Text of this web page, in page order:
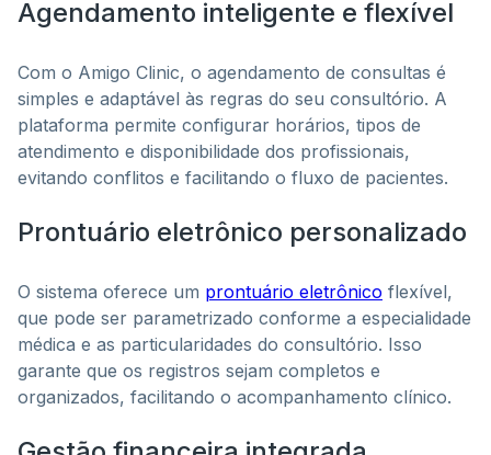
Agendamento inteligente e flexível
Com o Amigo Clinic, o agendamento de consultas é
simples e adaptável às regras do seu consultório. A
plataforma permite configurar horários, tipos de
atendimento e disponibilidade dos profissionais,
evitando conflitos e facilitando o fluxo de pacientes.
Prontuário eletrônico personalizado
O sistema oferece um prontuário eletrônico flexível,
que pode ser parametrizado conforme a especialidade
médica e as particularidades do consultório. Isso
garante que os registros sejam completos e
organizados, facilitando o acompanhamento clínico.